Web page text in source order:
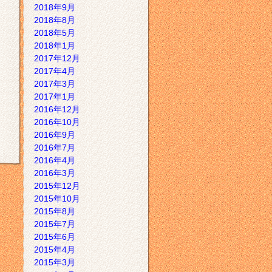
2018年9月
2018年8月
2018年5月
2018年1月
2017年12月
2017年4月
2017年3月
2017年1月
2016年12月
2016年10月
2016年9月
2016年7月
2016年4月
2016年3月
2015年12月
2015年10月
2015年8月
2015年7月
2015年6月
2015年4月
2015年3月